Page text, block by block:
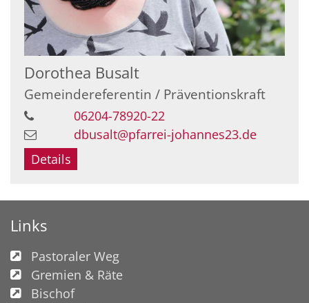
Dorothea Busalt
Gemeindereferentin / Präventionskraft
06204-78920-22
dbusalt@pfarrei-johannes23.de
Details
Links
Pastoraler Weg
Gremien & Räte
Bischof